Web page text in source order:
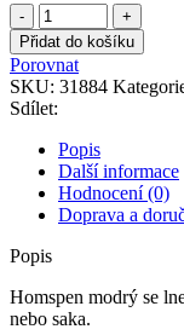
Homspen
modrý
se
lnem
a
vlnou
množství
Přidat do košíku
Porovnat
SKU: 31884
Sdílet:
Popis
Další informace
Hodnocení (0)
Doprava a
Popis
Homspen modrý se
nebo saka.